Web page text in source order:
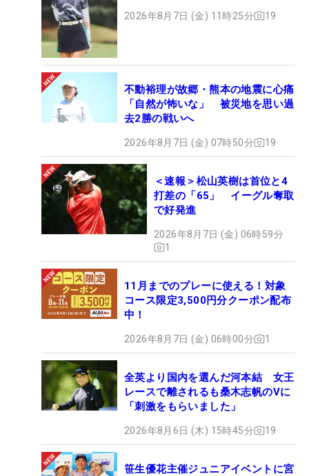
2026年8月7日 (金) 11時25分 19
不動裕理が故郷・熊本の地震に心痛
「自然が怖いな」 被災地を思い過
去2勝の戦いへ
2026年8月7日 (金) 07時50分 19
＜速報＞松山英樹は首位と4
打差の「65」 イーグル奪取
で好発進
2026年8月7日 (金) 06時59分
1
11月までのプレーに使える！対象
コース限定3,500円分クーポン配布
中！
2026年8月7日 (金) 06時00分 1
全英より国内を選んだ河本結 女王
レースで離されるも桑木志帆のVに
「刺激をもらいました」
2026年8月6日 (木) 15時45分 19
笹生優花主催ジュニアイベントに宮